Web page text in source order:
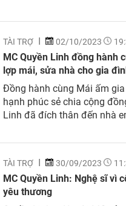
trình Mái ấm gia đình Việt....
TÀI TRỢ 02/10/2023
MC Quyền Linh đồng hành
lợp mái, sửa nhà cho gia
bão
Đồng hành cùng Mái ấm
hạnh phúc sẻ chia cộng
Linh đã đích thân đến nhà
thời tiết trời mưa lớn...
TÀI TRỢ 30/09/2023
MC Quyền Linh: Nghệ sĩ vì
yêu thương